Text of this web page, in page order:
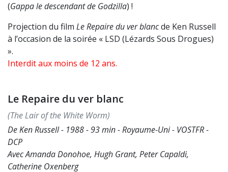
(Gappa le descendant de Godzilla) !
Projection du film Le Repaire du ver blancde Ken Russell
à l’occasion de la soirée « LSD (Lézards Sous Drogues)
».
Interdit aux moins de 12 ans.
Le Repaire du ver blanc
(The Lair of the White Worm)
De Ken Russell - 1988 - 93 min - Royaume-Uni - VOSTFR -
DCP
Avec Amanda Donohoe, Hugh Grant, Peter Capaldi,
Catherine Oxenberg